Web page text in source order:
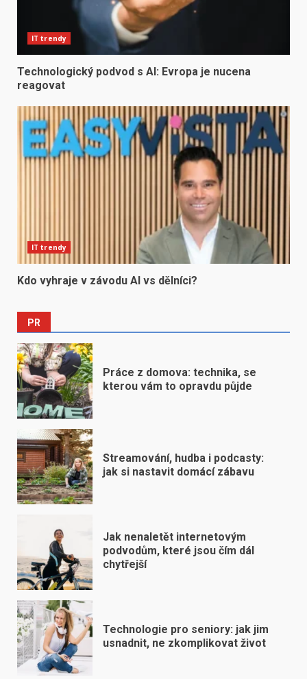
IT trendy
Technologický podvod s AI: Evropa je nucena
reagovat
IT trendy
Kdo vyhraje v závodu AI vs dělníci?
PR
Práce z domova: technika, se
kterou vám to opravdu půjde
Streamování, hudba i podcasty:
jak si nastavit domácí zábavu
Jak nenaletět internetovým
podvodům, které jsou čím dál
chytřejší
Technologie pro seniory: jak jim
usnadnit, ne zkomplikovat život